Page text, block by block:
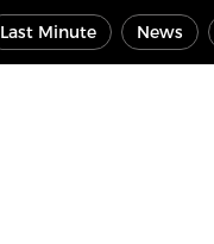
Last Minute News